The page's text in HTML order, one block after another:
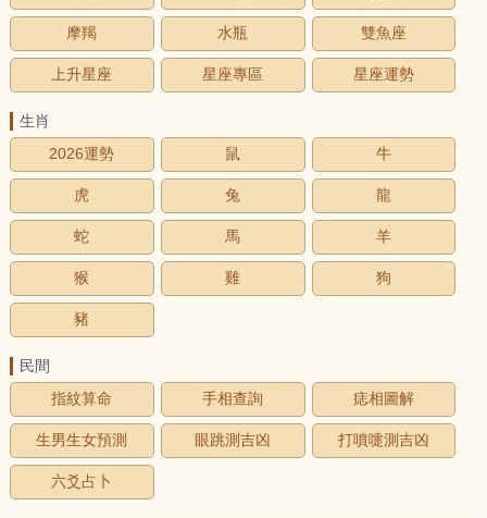
摩羯 水瓶 雙魚座
上升星座 星座專區 星座運勢
生肖
2026運勢
鼠 牛
虎 兔 龍
蛇 馬 羊
猴 雞 狗
豬
民間
指紋算命
手相查詢 痣相圖解
生男生女預測 眼跳測吉凶 打噴嚏測吉凶
六爻占卜